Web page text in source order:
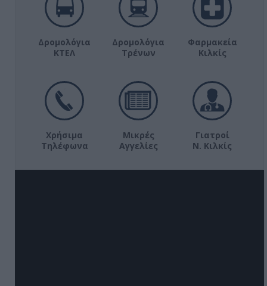
Δρομολόγια
ΚΤΕΛ
Δρομολόγια
Τρένων
Φαρμακεία
Κιλκίς
Χρήσιμα
Τηλέφωνα
Μικρές
Αγγελίες
Γιατροί
Ν. Κιλκίς